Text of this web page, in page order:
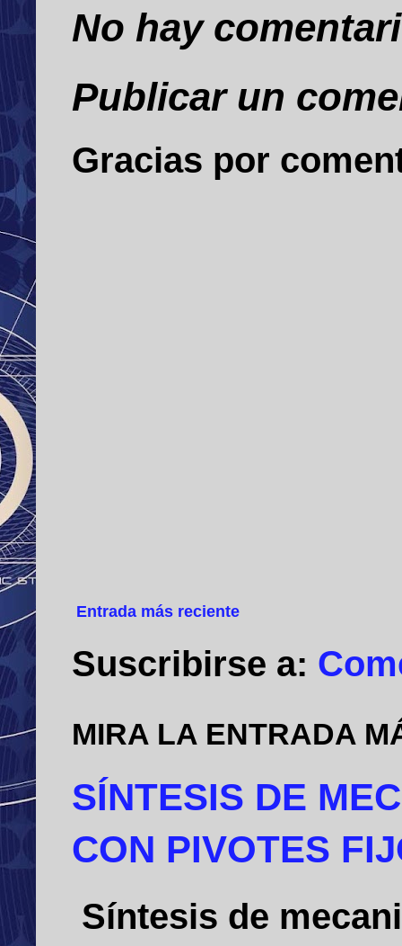
No hay
Publicar un
Gracias por
Entrada más reciente
Suscribirse a:
MIRA LA ENTRADA
SÍNTESIS DE
CON PIVOTES
Síntesis de